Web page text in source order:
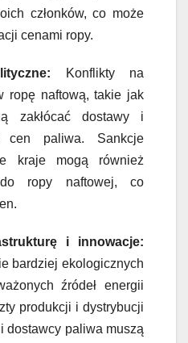
członków, co może
cenami ropy.
Konflikty na
ropę naftową, takie jak
zakłócać dostawy i
cen paliwa. Sankcje
kraje mogą również
ropy naftowej, co
i innowacje:
bardziej ekologicznych
źródeł energii
produkcji i dystrybucji
dostawcy paliwa muszą